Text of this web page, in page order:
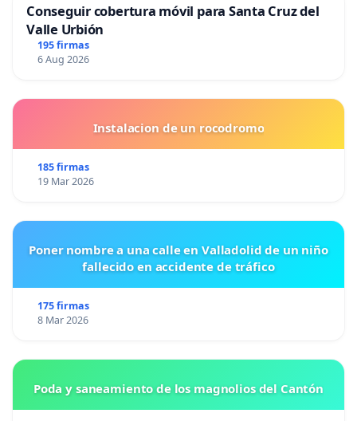
Conseguir cobertura móvil para Santa Cruz del
Valle Urbión
195 firmas
6 Aug 2026
Instalacion de un rocodromo
185 firmas
19 Mar 2026
Poner nombre a una calle en Valladolid de un niño
fallecido en accidente de tráfico
175 firmas
8 Mar 2026
Poda y saneamiento de los magnolios del Cantón